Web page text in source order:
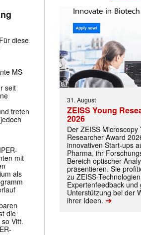
diese
MS
seit
treten
-
mit
als
die
Vitt.
31. August
ZEISS Young
2026
Der ZEISS Microscopy
Researcher Award
innovativen Start-ups
Pharma, ihr
Bereich optischer
präsentieren. Sie
zu ZEISS-
Expertenfeedback und
Unterstützung bei der
ihrer Ideen. ➔